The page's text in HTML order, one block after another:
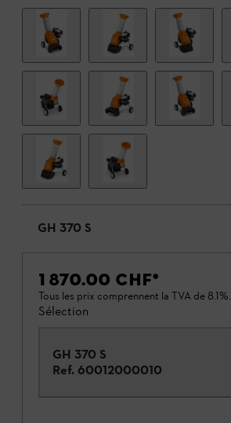
GH 370 S
1 870.00 CHF*
Tous les prix comprennent la TVA de 8.1%.
Sélection
GH 370 S
Ref. 60012000010